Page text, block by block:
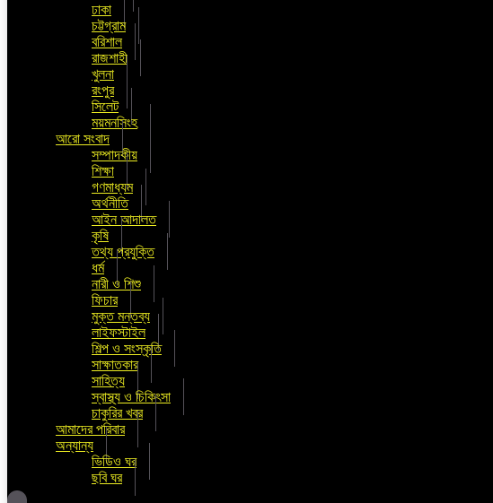
ঢাকা
চট্টগ্রাম
বরিশাল
রাজশাহী
খুলনা
রংপুর
সিলেট
ময়মনসিংহ
আরো সংবাদ
সম্পাদকীয়
শিক্ষা
গণমাধ্যম
অর্থনীতি
আইন আদালত
কৃষি
তথ্য প্রযুক্তি
ধর্ম
নারী ও শিশু
ফিচার
মুক্ত মন্তব্য
লাইফস্টাইল
শিল্প ও সংস্কৃতি
সাক্ষাতকার
সাহিত্য
স্বাস্থ্য ও চিকিৎসা
চাকুরির খবর
আমাদের পরিবার
অন্যান্য
ভিডিও ঘর
ছবি ঘর